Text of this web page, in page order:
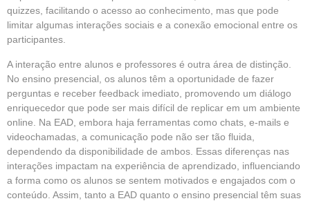
quizzes, facilitando o acesso ao conhecimento, mas que pode
limitar algumas interações sociais e a conexão emocional entre os
participantes.
A interação entre alunos e professores é outra área de distinção.
No ensino presencial, os alunos têm a oportunidade de fazer
perguntas e receber feedback imediato, promovendo um diálogo
enriquecedor que pode ser mais difícil de replicar em um ambiente
online. Na EAD, embora haja ferramentas como chats, e-mails e
videochamadas, a comunicação pode não ser tão fluida,
dependendo da disponibilidade de ambos. Essas diferenças nas
interações impactam na experiência de aprendizado, influenciando
a forma como os alunos se sentem motivados e engajados com o
conteúdo. Assim, tanto a EAD quanto o ensino presencial têm suas